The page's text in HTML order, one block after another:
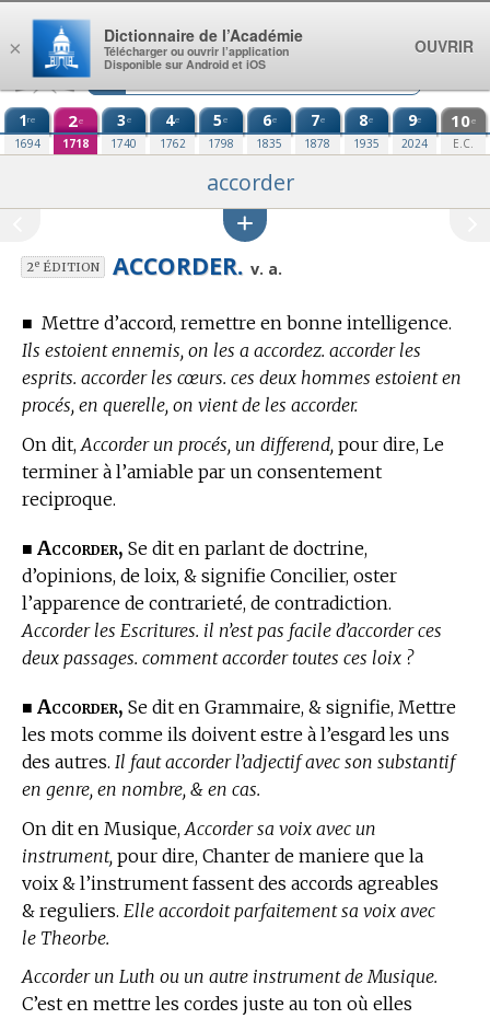
Aller au contenu
1re
1694
2e
1718
3e
1740
4e
1762
5e
1798
6e
1835
7e
1878
8e
1935
9e
2024
10e
E.C.
accorder
2eÉDITION ACCORDER. v. a.
■ Mettre d’accord, remettre en bonne intelligence.
Ils estoient ennemis, on les a accordez. accorder les
esprits. accorder les cœurs. ces deux hommes estoient en
procés, en querelle, on vient de les accorder.
On dit, Accorder un procés, un differend, pour dire, Le
terminer à l’amiable par un consentement
reciproque.
■ Accorder, Se dit en parlant de doctrine,
d’opinions, de loix, & signifie Concilier, oster
l’apparence de contrarieté, de contradiction.
Accorder les Escritures. il n’est pas facile d’accorder ces
deux passages. comment accorder toutes ces loix ?
■ Accorder, Se dit en Grammaire, & signifie, Mettre
les mots comme ils doivent estre à l’esgard les uns
des autres. Il faut accorder l’adjectif avec son substantif
en genre, en nombre, & en cas.
On dit en Musique, Accorder sa voix avec un
instrument, pour dire, Chanter de maniere que la
voix & l’instrument fassent des accords agreables
& reguliers. Elle accordoit parfaitement sa voix avec
le Theorbe.
Accorder un Luth ou un autre instrument de Musique.
C’est en mettre les cordes juste au ton où elles
×
Dictionnaire de l’Académie
Télécharger ou ouvrir l’application
Disponible sur Android et iOS
OUVRIR